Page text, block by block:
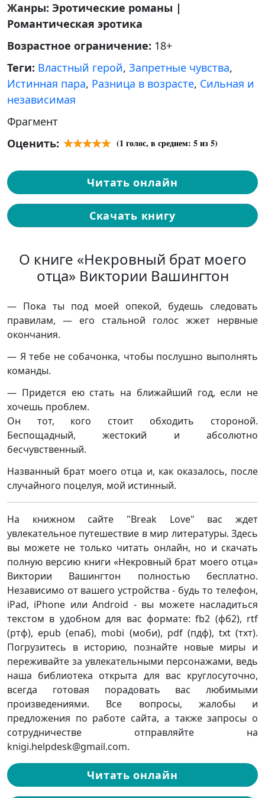
Жанры: Эротические романы |
Романтическая эротика
Возрастное ограничение: 18+
Теги: Властный герой, Запретные чувства,
Истинная пара, Разница в возрасте, Сильная и
независимая
Фрагмент
Оценить:
(1 голос, в среднем: 5из 5)
Читать онлайн
Скачать книгу
О книге «Некровный брат моего
отца» Виктории Вашингтон
— Пока ты под моей опекой, будешь следовать
правилам, — его стальной голос жжет нервные
окончания.
— Я тебе не собачонка, чтобы послушно выполнять
команды.
— Придется ею стать на ближайший год, если не
хочешь проблем.
Он тот, кого стоит обходить стороной.
Беспощадный, жестокий и абсолютно
бесчувственный.
Названный брат моего отца и, как оказалось, после
случайного поцелуя, мой истинный.
На книжном сайте "Break Love" вас ждет
увлекательное путешествие в мир литературы. Здесь
вы можете не только читать онлайн, но и скачать
полную версию книги «Некровный брат моего отца»
Виктории Вашингтон полностью бесплатно.
Независимо от вашего устройства - будь то телефон,
iPad, iPhone или Android - вы можете насладиться
текстом в удобном для вас формате: fb2 (фб2), rtf
(ртф), epub (епаб), mobi (моби), pdf (пдф), txt (тхт).
Погрузитесь в историю, познайте новые миры и
переживайте за увлекательными персонажами, ведь
наша библиотека открыта для вас круглосуточно,
всегда готовая порадовать вас любимыми
произведениями. Все вопросы, жалобы и
предложения по работе сайта, а также запросы о
сотрудничестве отправляйте на
knigi.helpdesk@gmail.com.
Читать онлайн